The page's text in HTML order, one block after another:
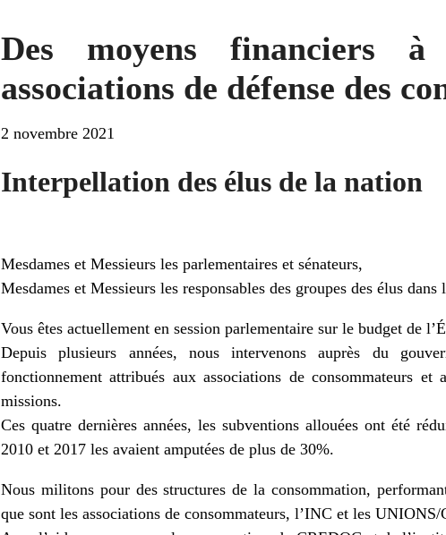
Des moyens financiers
associations de défense des
2 novembre 2021
Interpellation des élus de la nation
Mesdames et Messieurs les parlementaires et sénateurs,
Mesdames et Messieurs les responsables des groupes des élus dans
Vous êtes actuellement en session parlementaire sur le budget de
Depuis plusieurs années, nous intervenons auprès du
fonctionnement attribués aux associations de consommateurs
missions.
Ces quatre dernières années, les subventions allouées ont été
2010 et 2017 les avaient amputées de plus de 30%.
Nous militons pour des structures de la consommation,
que sont les associations de consommateurs, l’INC et les